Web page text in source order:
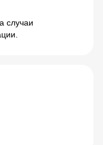
случаи